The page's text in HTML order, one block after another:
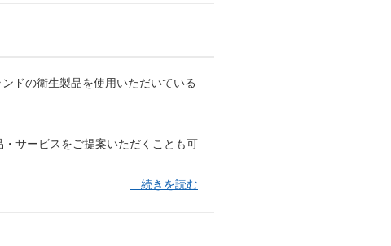
ドの衛生製品を使用いただいている
サービスをご提案いただくことも可
…続きを読む